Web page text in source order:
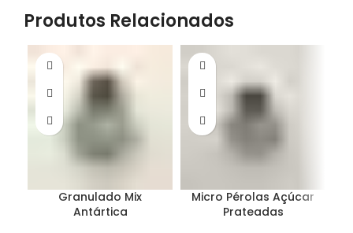
Produtos Relacionados
Granulado Mix
Antártica
Micro Pérolas Açúcar
Prateadas